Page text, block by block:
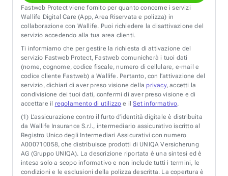
Fastweb Protect viene fornito per quanto concerne i servizi
Wallife Digital Care (App, Area Riservata e polizza) in
collaborazione con Wallife. Puoi richiedere la disattivazione del
servizio accedendo alla tua area clienti.
Ti informiamo che per gestire la richiesta di attivazione del
servizio Fastweb Protect, Fastweb comunicherà i tuoi dati
(nome, cognome, codice fiscale, numero di cellulare, e-mail e
codice cliente Fastweb) a Wallife. Pertanto, con l’attivazione del
servizio, dichiari di aver preso visione della privacy, accetti la
condivisione dei tuoi dati, confermi di aver preso visione e di
accettare il regolamento di utilizzo e ilSet informativo.
(1) L’assicurazione contro il furto d’identità digitale è distribuita
da Wallife Insurance S.r.l., intermediario assicurativo iscritto al
Registro Unico degli Intermediari Assicurativi con numero
A000710058, che distribuisce prodotti di UNIQA Versicherung
AG (Gruppo UNIQA). La descrizione riportata è una sintesi ed è
intesa solo a scopo informativo e non include tutti i termini, le
condizioni e le esclusioni della polizza descritta. La copertura è